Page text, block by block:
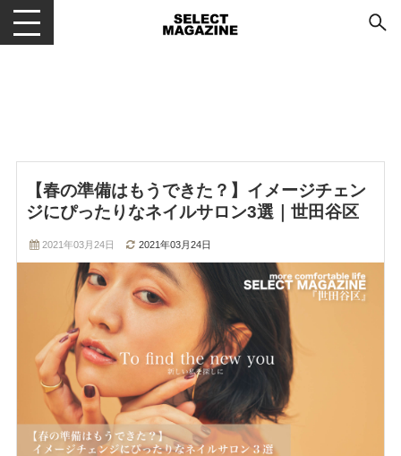
メニューを開閉する
【春の準備はもうできた？】イメージチェン
ジにぴったりなネイルサロン3選｜世田谷区
2021年03月24日 2021年03月24日